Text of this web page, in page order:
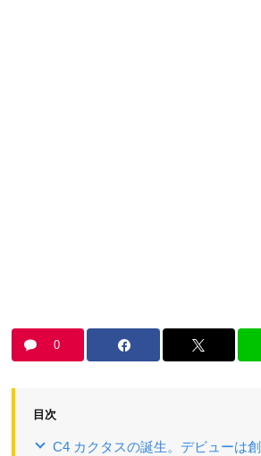
0
目次
C4 カクタスの誕生。デビューは